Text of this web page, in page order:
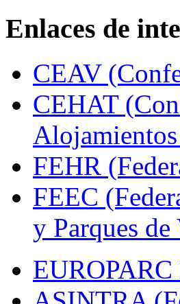
Enlaces de
CEAV
CEHAT
FEHR
FEEC
y Parques de
EUROPARC